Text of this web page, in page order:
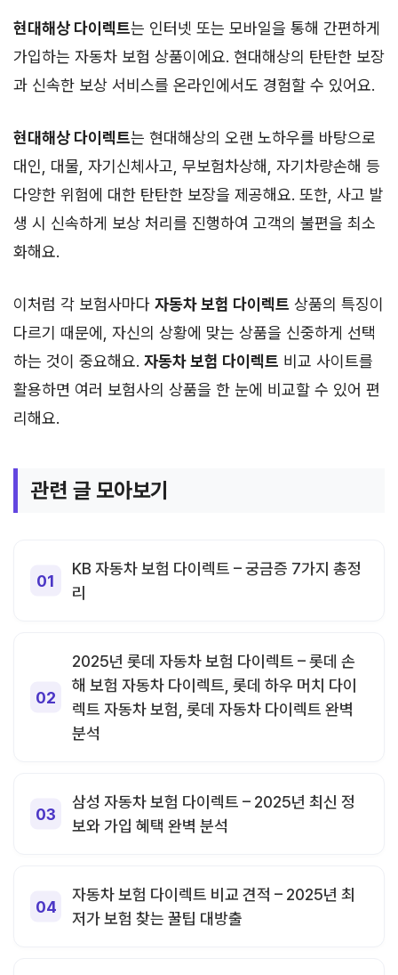
현대해상 다이렉트는 인터넷 또는 모바일을 통해 간편하게
가입하는 자동차 보험 상품이에요. 현대해상의 탄탄한 보장
과 신속한 보상 서비스를 온라인에서도 경험할 수 있어요.
현대해상 다이렉트는 현대해상의 오랜 노하우를 바탕으로
대인, 대물, 자기신체사고, 무보험차상해, 자기차량손해 등
다양한 위험에 대한 탄탄한 보장을 제공해요. 또한, 사고 발
생 시 신속하게 보상 처리를 진행하여 고객의 불편을 최소
화해요.
이처럼 각 보험사마다 자동차 보험 다이렉트 상품의 특징이
다르기 때문에, 자신의 상황에 맞는 상품을 신중하게 선택
하는 것이 중요해요. 자동차 보험 다이렉트 비교 사이트를
활용하면 여러 보험사의 상품을 한 눈에 비교할 수 있어 편
리해요.
관련 글 모아보기
KB 자동차 보험 다이렉트 – 궁금증 7가지 총정
리
2025년 롯데 자동차 보험 다이렉트 – 롯데 손
해 보험 자동차 다이렉트, 롯데 하우 머치 다이
렉트 자동차 보험, 롯데 자동차 다이렉트 완벽
분석
삼성 자동차 보험 다이렉트 – 2025년 최신 정
보와 가입 혜택 완벽 분석
자동차 보험 다이렉트 비교 견적 – 2025년 최
저가 보험 찾는 꿀팁 대방출